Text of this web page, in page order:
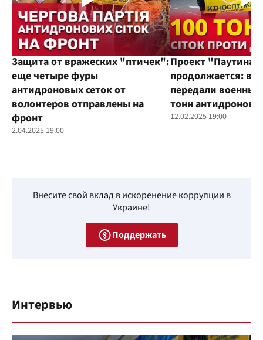
Защита от вражеских "птичек":
еще четыре фуры
антидроновых сеток от
волонтеров отправлены на
фронт
2.04.2025 19:00
Проект "Паутина"
продолжается:
передали
тонн
12.02.2025 19:00
Внесите свой вклад в искоренение коррупции в
Украине!
Поддержать
Интервью